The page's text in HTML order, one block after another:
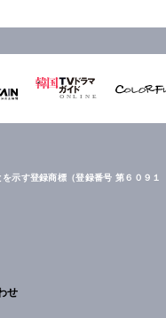
示す登録商標（登録番号 第６０９１
せ